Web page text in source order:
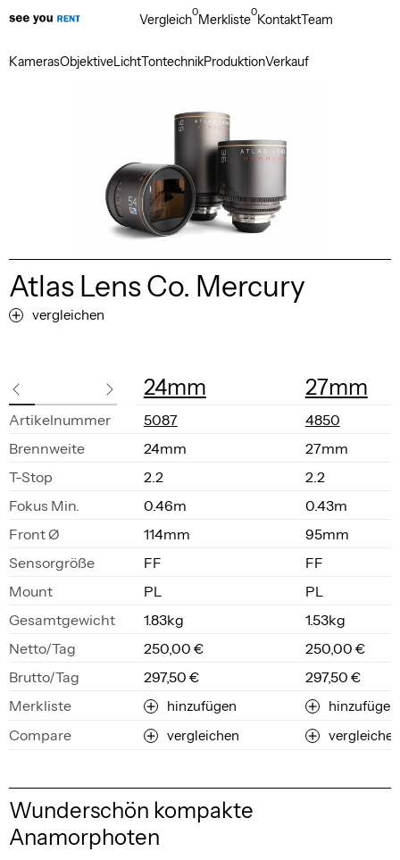
KamerasObjektiveLichtTontechnikProduktionVerkauf
Vergleich0Merkliste0KontaktTeam
Atlas Lens Co. Mercury
vergleichen
Ar­ti­kel­num­mer
Brenn­wei­te
T-Stop
Fo­kus Min.
Front Ø
Sen­sor­grö­ße
Mount
Ge­samt­ge­wicht
Net­to/Tag
Brut­to/Tag
Merkliste
Compare
24mm
5087
24mm
2.2
0.46m
114mm
FF
PL
1.83kg
250,00 €
297,50 €
hinzufügen
vergleichen
27mm
4850
27mm
2.2
0.43m
95mm
FF
PL
1.53kg
250,00 €
297,50 €
hinzufügen
vergleichen
Wunderschön kompakte
Anamorphoten